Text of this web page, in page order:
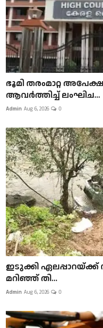
ഭൂമി തരംമാറ്റ
ആവർത്തിച്ച് ലംഘിച...
Admin Aug 6, 2026 0
ഇടുക്കി ഏലപ്പാറയ്ക്ക്
മറിഞ്ഞ് തി...
Admin Aug 6, 2026 0